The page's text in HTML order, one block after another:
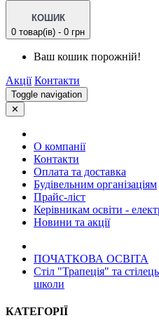
КОШИК
0 товар(ів) - 0 грн
Ваш кошик порожній!
Акції Контакти
Toggle navigation
✕
О компанії
Контакти
Оплата та доставка
Будівельним організаціям
Прайс-ліст
Керівникам освіти -
Новини та акції
ПОЧАТКОВА ОСВIТА
Стіл "Трапеція" та
школи
КАТЕГОРІЇ